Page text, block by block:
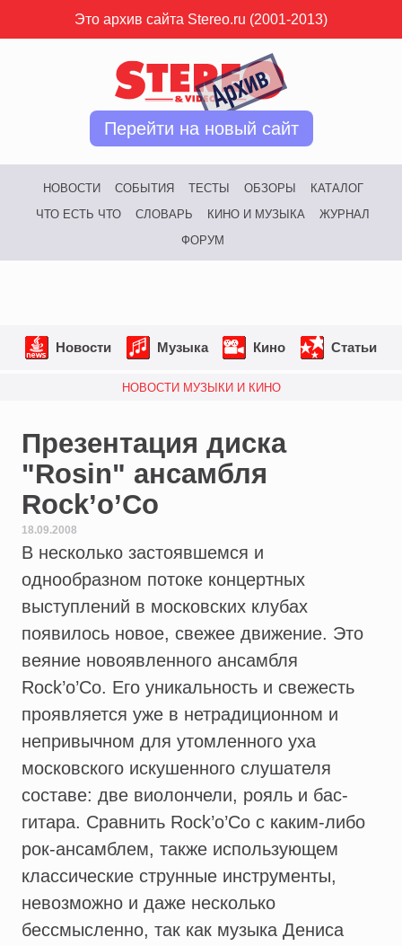
Это архив сайта Stereo.ru (2001-2013)
Перейти на новый сайт
НОВОСТИ СОБЫТИЯ ТЕСТЫ ОБЗОРЫ
КАТАЛОГ
ЧТО ЕСТЬ ЧТО
СЛОВАРЬ КИНО И МУЗЫКА
ЖУРНАЛ
ФОРУМ
Новости Музыка Кино Статьи
НОВОСТИ МУЗЫКИ И КИНО
Презентация диска
"Rosin" ансамбля
Rock’o’Co
18.09.2008
В несколько застоявшемся и
однообразном потоке концертных
выступлений в московских клубах
появилось новое, свежее движение. Это
веяние новоявленного ансамбля
Rock’o’Co. Его уникальность и свежесть
проявляется уже в нетрадиционном и
непривычном для утомленного уха
московского искушенного слушателя
составе: две виолончели, рояль и бас-
гитара. Сравнить Rock’o’Co с каким-либо
рок-ансамблем, также использующем
классические струнные инструменты,
невозможно и даже несколько
бессмысленно, так как музыка Дениса